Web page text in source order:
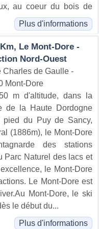
au coeur du bois de
Plus d'informations
Le Mont-Dore -
Nord-Ouest
Charles de Gaulle -
Mont-Dore
m d'altitude, dans la
de la Haute Dordogne
pied du Puy de Sancy,
(1886m), le Mont-Dore
des stations
Parc Naturel des lacs et
le Mont-Dore
Le Mont-Dore est
Mont-Dore, le ski
le début du...
Plus d'informations